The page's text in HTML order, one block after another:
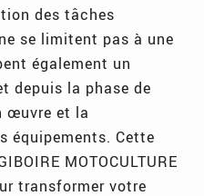
des tâches
se limitent pas à une
également un
depuis la phase de
œuvre et la
équipements. Cette
MOTOCULTURE
transformer votre